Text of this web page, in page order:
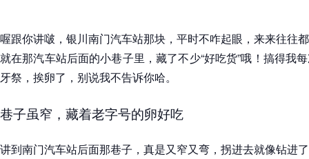
喔跟你讲啵，银川南门汽车站那块，平时不咋起眼，来来往往
就在那汽车站后面的小巷子里，藏了不少“好吃货”哦！搞得我
牙祭，挨卵了，别说我不告诉你哈。
巷子虽窄，藏着老字号的卵好吃
讲到南门汽车站后面那巷子，真是又窄又弯，拐进去就像钻进